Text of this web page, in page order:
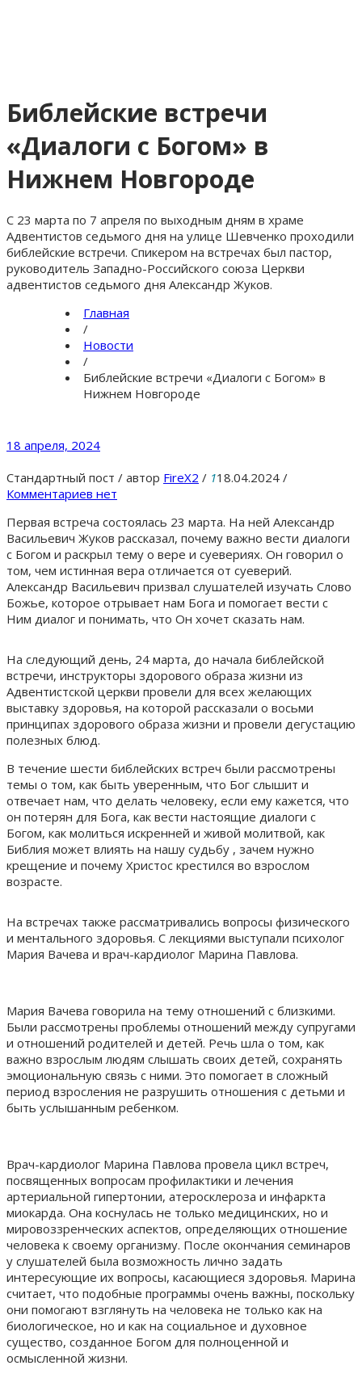
Библейские встречи
«Диалоги с Богом» в
Нижнем Новгороде
С 23 марта по 7 апреля по выходным дням в храме
Адвентистов седьмого дня на улице Шевченко проходили
библейские встречи. Спикером на встречах был пастор,
руководитель Западно-Российского союза Церкви
адвентистов седьмого дня Александр Жуков.
Главная
/
Новости
/
Библейские встречи «Диалоги с Богом» в
Нижнем Новгороде
18 апреля, 2024
Стандартный пост / автор FireX2 / 118.04.2024 /
Комментариев нет
Первая встреча состоялась 23 марта. На ней Александр
Васильевич Жуков рассказал, почему важно вести диалоги
с Богом и раскрыл тему о вере и суевериях. Он говорил о
том, чем истинная вера отличается от суеверий.
Александр Васильевич призвал слушателей изучать Слово
Божье, которое отрывает нам Бога и помогает вести с
Ним диалог и понимать, что Он хочет сказать нам.
На следующий день, 24 марта, до начала библейской
встречи, инструкторы здорового образа жизни из
Адвентистской церкви провели для всех желающих
выставку здоровья, на которой рассказали о восьми
принципах здорового образа жизни и провели дегустацию
полезных блюд.
В течение шести библейских встреч были рассмотрены
темы о том, как быть уверенным, что Бог слышит и
отвечает нам, что делать человеку, если ему кажется, что
он потерян для Бога, как вести настоящие диалоги с
Богом, как молиться искренней и живой молитвой, как
Библия может влиять на нашу судьбу , зачем нужно
крещение и почему Христос крестился во взрослом
возрасте.
На встречах также рассматривались вопросы физического
и ментального здоровья. С лекциями выступали психолог
Мария Вачева и врач-кардиолог Марина Павлова.
Мария Вачева говорила на тему отношений с близкими.
Были рассмотрены проблемы отношений между супругами
и отношений родителей и детей. Речь шла о том, как
важно взрослым людям слышать своих детей, сохранять
эмоциональную связь с ними. Это помогает в сложный
период взросления не разрушить отношения с детьми и
быть услышанным ребенком.
Врач-кардиолог Марина Павлова провела цикл встреч,
посвященных вопросам профилактики и лечения
артериальной гипертонии, атеросклероза и инфаркта
миокарда. Она коснулась не только медицинских, но и
мировоззренческих аспектов, определяющих отношение
человека к своему организму. После окончания семинаров
у слушателей была возможность лично задать
интересующие их вопросы, касающиеся здоровья. Марина
считает, что подобные программы очень важны, поскольку
они помогают взглянуть на человека не только как на
биологическое, но и как на социальное и духовное
существо, созданное Богом для полноценной и
осмысленной жизни.